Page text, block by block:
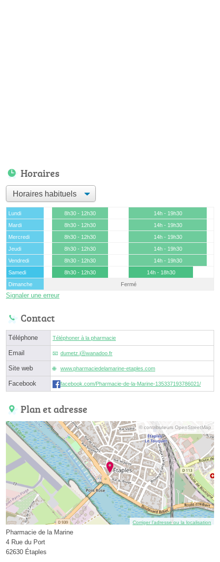
Horaires
Lundi 8h30 - 12h30
14h - 19h30
Mardi
8h30 - 12h30
14h - 19h30
Mercredi
8h30 - 12h30
14h - 19h30
Jeudi
8h30 - 12h30
14h - 19h30
Vendredi
8h30 - 12h30
14h - 19h30
Samedi
8h30 - 12h30
14h - 18h30
Dimanche
Fermé
Signaler une erreur
Contact
Téléphone Téléphoner à la pharmacie
Email dumetz.jⓐwanadoo.fr
Site web www.pharmaciedelamarine-etaples.com
Facebook facebook.com/Pharmacie-de-la-Marine-135337193786021/
Plan et adresse
© contributeurs OpenStreetMap
Corriger l’adresse ou la localisation
Pharmacie de la Marine
4 Rue du Port
62630 Étaples